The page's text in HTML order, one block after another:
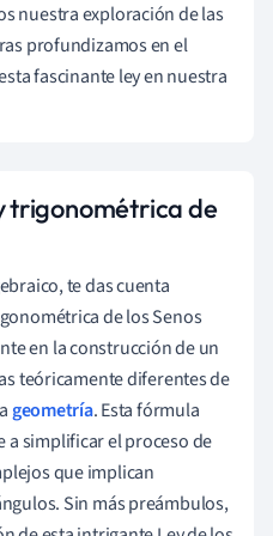
nuestra exploración de las
profundizamos en el
fascinante ley en nuestra
trigonométrica de
te das cuenta
de los Senos
en la construcción de un
teóricamente diferentes de
geometría. Esta fórmula
simplificar el proceso de
que implican
Sin más preámbulos,